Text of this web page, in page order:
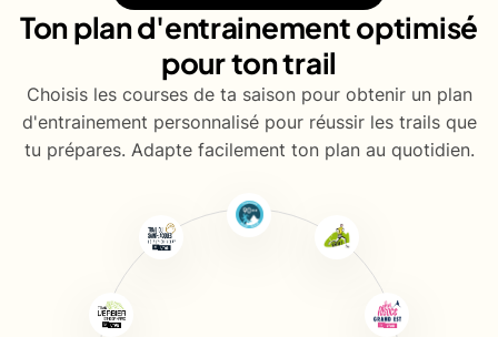
Ton plan d'entrainement optimisé
pour ton trail
Choisis les courses de ta saison pour obtenir un plan
d'entrainement personnalisé pour réussir les trails que
tu prépares. Adapte facilement ton plan au quotidien.